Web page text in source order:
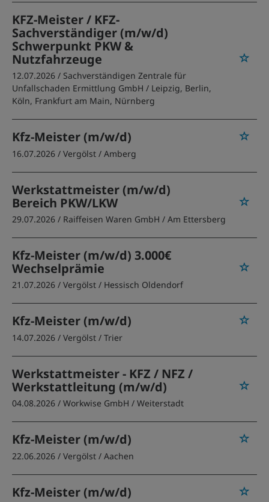
KFZ-Meister / KFZ-
Sachverständiger (m/w/d)
Schwerpunkt PKW &
Nutzfahrzeuge
12.07.2026 / Sachverständigen Zentrale für
Unfallschaden Ermittlung GmbH / Leipzig, Berlin,
Köln, Frankfurt am Main, Nürnberg
Kfz-Meister (m/w/d)
16.07.2026 / Vergölst / Amberg
Werkstattmeister (m/w/d)
Bereich PKW/LKW
29.07.2026 / Raiffeisen Waren GmbH / Am Ettersberg
Kfz-Meister (m/w/d) 3.000€
Wechselprämie
21.07.2026 / Vergölst / Hessisch Oldendorf
Kfz-Meister (m/w/d)
14.07.2026 / Vergölst / Trier
Werkstattmeister - KFZ / NFZ /
Werkstattleitung (m/w/d)
04.08.2026 / Workwise GmbH / Weiterstadt
Kfz-Meister (m/w/d)
22.06.2026 / Vergölst / Aachen
Kfz-Meister (m/w/d)